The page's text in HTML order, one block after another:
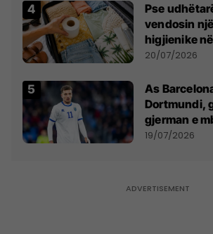
Pse
vendosin
higjienike
20/07/2026
As
Dortmundi,
gjerman e
19/07/2026